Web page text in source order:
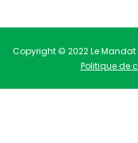
Copyright © 2022 Le Mandat
Politique de